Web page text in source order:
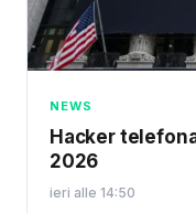
NEWS
Hacker
2026
ieri alle 14:50